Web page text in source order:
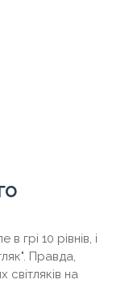
грі 10 рівнів, і
Правда,
на